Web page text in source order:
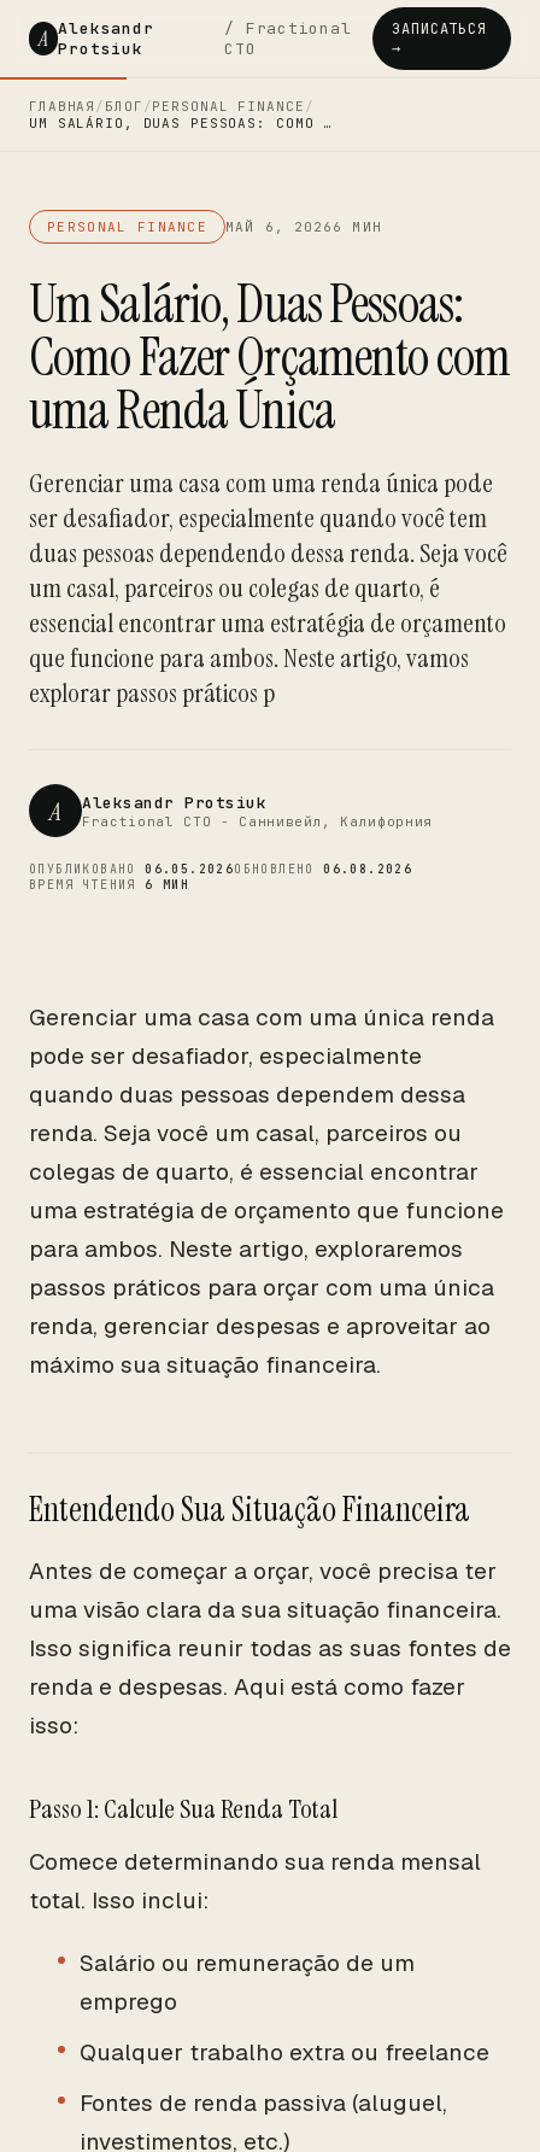
A Aleksandr
Protsiuk
/ Fractional
CTO
ЗАПИСАТЬСЯ
→
ГЛАВНАЯ / БЛОГ /PERSONAL FINANCE /
UM SALÁRIO, DUAS PESSOAS: COMO …
PERSONAL FINANCE МАЙ 6, 2026 6 МИН
Um Salário, Duas Pessoas:
Como Fazer Orçamento com
uma Renda Única
Gerenciar uma casa com uma renda única pode
ser desafiador, especialmente quando você tem
duas pessoas dependendo dessa renda. Seja você
um casal, parceiros ou colegas de quarto, é
essencial encontrar uma estratégia de orçamento
que funcione para ambos. Neste artigo, vamos
explorar passos práticos p
A Aleksandr Protsiuk
Fractional CTO - Саннивейл, Калифорния
ОПУБЛИКОВАНО06.05.2026ОБНОВЛЕНО06.08.2026
ВРЕМЯ ЧТЕНИЯ 6 МИН
Gerenciar uma casa com uma única renda
pode ser desafiador, especialmente
quando duas pessoas dependem dessa
renda. Seja você um casal, parceiros ou
colegas de quarto, é essencial encontrar
uma estratégia de orçamento que funcione
para ambos. Neste artigo, exploraremos
passos práticos para orçar com uma única
renda, gerenciar despesas e aproveitar ao
máximo sua situação financeira.
Entendendo Sua Situação Financeira
Antes de começar a orçar, você precisa ter
uma visão clara da sua situação financeira.
Isso significa reunir todas as suas fontes de
renda e despesas. Aqui está como fazer
isso:
Passo 1: Calcule Sua Renda Total
Comece determinando sua renda mensal
total. Isso inclui:
Salário ou remuneração de um
emprego
Qualquer trabalho extra ou freelance
Fontes de renda passiva (aluguel,
investimentos, etc.)